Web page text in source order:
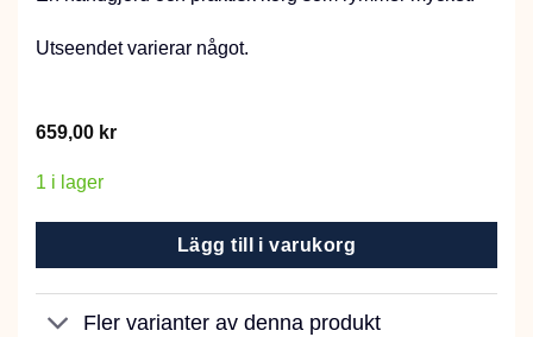
Utseendet varierar något.
659,00 kr
1 i lager
Lägg till i varukorg
Fler varianter av denna produkt